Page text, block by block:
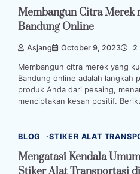
Membangun Citra Merek
Bandung Online
Asjang October 9, 2023 2
Membangun citra merek yang
Bandung online adalah langkah
produk Anda dari pesaing,
menciptakan kesan positif.
BLOG STIKER ALAT
Mengatasi Kendala